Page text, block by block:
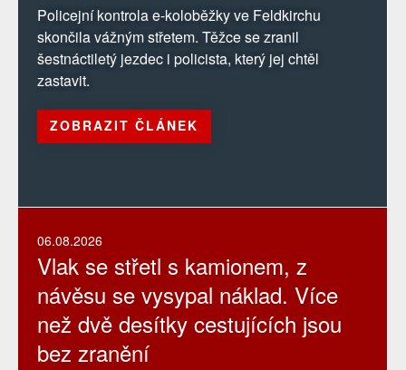
Policejní kontrola e-koloběžky ve Feldkirchu
skončila vážným střetem. Těžce se zranil
šestnáctiletý jezdec i policista, který jej chtěl
zastavit.
ZOBRAZIT ČLÁNEK
06.08.2026
Vlak se střetl s kamionem, z
návěsu se vysypal náklad. Více
než dvě desítky cestujících jsou
bez zranění